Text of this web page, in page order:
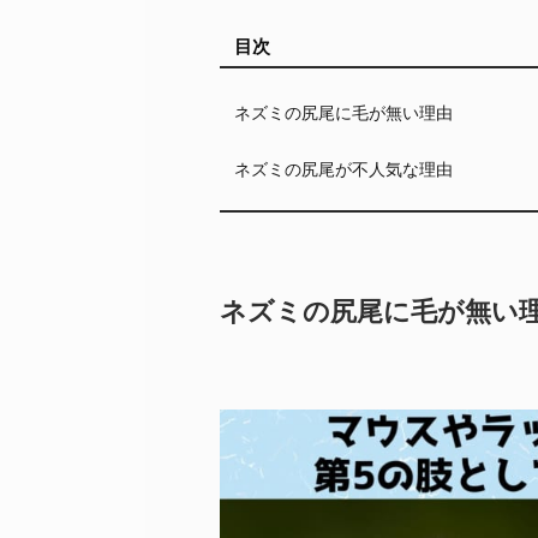
目次
ネズミの尻尾に毛が無い理由
ネズミの尻尾が不人気な理由
ネズミの尻尾に毛が無い